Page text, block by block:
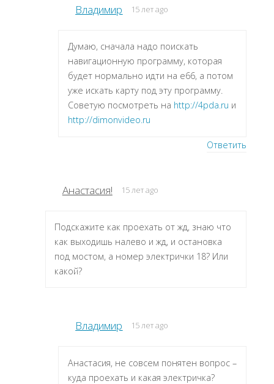
Владимир 15 лет ago
Думаю, сначала надо поискать
навигационную программу, которая
будет нормально идти на e66, а потом
уже искать карту под эту программу.
Советую посмотреть на http://4pda.ru и
http://dimonvideo.ru
Ответить
Анастасия! 15 лет ago
Подскажите как проехать от жд, знаю что
как выходишь налево и жд, и остановка
под мостом, а номер электрички 18? Или
какой?
Владимир 15 лет ago
Анастасия, не совсем понятен вопрос –
куда проехать и какая электричка?